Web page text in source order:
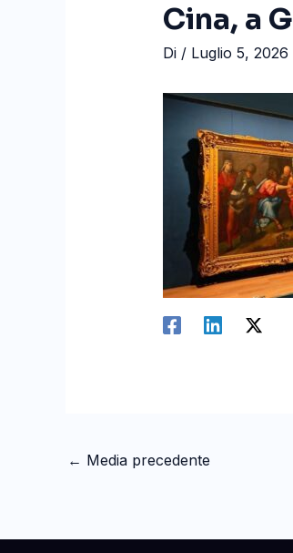
Cina, a
Di / Luglio 5, 2026
← Media precedente